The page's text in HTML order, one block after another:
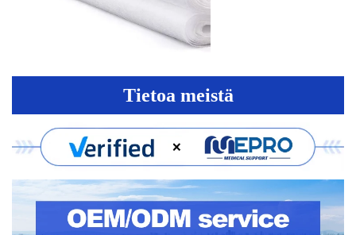
Tietoa meistä